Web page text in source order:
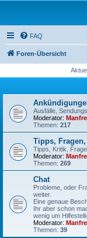
FAQ
Foren-Übersicht
Ausfälle,
Moderator:
Themen: 217
Tipps,
Tipps, Kritik,
Moderator:
Themen: 269
Chat
Probleme, oder
weiter.
Eine genaue
Ihr aber schon
wenig um
Moderator:
Themen: 39